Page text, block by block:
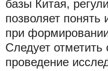
базы Китая,
позволяет понять
при
Следует
проведение